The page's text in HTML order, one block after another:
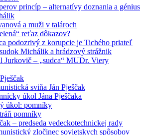
princíp – alternatívy doznania a génius
a muži v talároch
reťaz dôkazov?
podozrivý z korupcie je Tichého priateľ
Michálik a hrádzový strážnik
Jurkovič – „sudca“ MUDr. Viery
sviňa Ján Pješčak
úkol Jána Pješčaka
úkol: pomníky
pomníky
– predseda vedeckotechnickej rady
zločinec sovietskych spôsobov